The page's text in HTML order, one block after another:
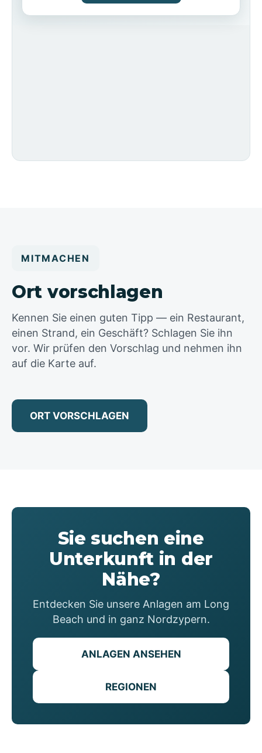
MITMACHEN
Ort vorschlagen
Kennen Sie einen guten Tipp — ein Restaurant,
einen Strand, ein Geschäft? Schlagen Sie ihn
vor. Wir prüfen den Vorschlag und nehmen ihn
auf die Karte auf.
ORT VORSCHLAGEN
Sie suchen eine
Unterkunft in der
Nähe?
Entdecken Sie unsere Anlagen am Long
Beach und in ganz Nordzypern.
ANLAGEN ANSEHEN
REGIONEN